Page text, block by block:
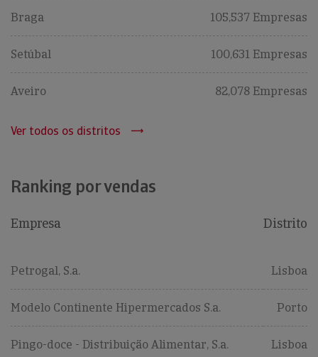
Braga 105,537 Empresas
Setúbal 100,631 Empresas
Aveiro 82,078 Empresas
Ver todos os distritos
Ranking por vendas
Empresa Distrito
Petrogal, S.a. Lisboa
Modelo Continente Hipermercados S.a. Porto
Pingo-doce - Distribuição Alimentar, S.a. Lisboa